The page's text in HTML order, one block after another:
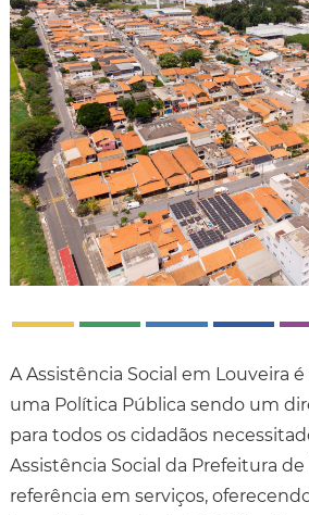
A Assistência Social em Louveira
uma Política Pública sendo um
para todos os cidadãos
Assistência Social da Prefeitura de
referência em serviços,